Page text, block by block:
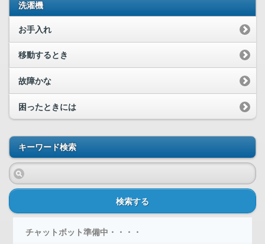
洗濯機
お手入れ
移動するとき
故障かな
困ったときには
キーワード検索
検索する
チャットボット準備中・・・・